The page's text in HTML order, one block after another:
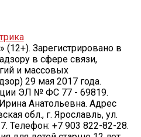
(12+). Зарегистрировано в
в сфере связи,
и массовых
29 мая 2017 года.
ЭЛ № ФС 77 - 69819.
Анатольевна. Адрес
обл., г. Ярославль, ул.
Телефон: +7 903 822-82-28.